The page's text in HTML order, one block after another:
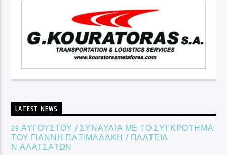
LATEST NEWS
29 ΑΥΓΟΥΣΤΟΥ / ΣΥΝΑΥΛΙΑ ΜΕ ΤΟ ΣΥΓΚΡΟΤΗΜΑ
ΤΟΥ ΓΙΑΝΝΗ ΠΑΞΙΜΑΔΑΚΗ / ΠΛΑΤΕΙΑ
Ν.ΑΛΑΤΣΑΤΩΝ